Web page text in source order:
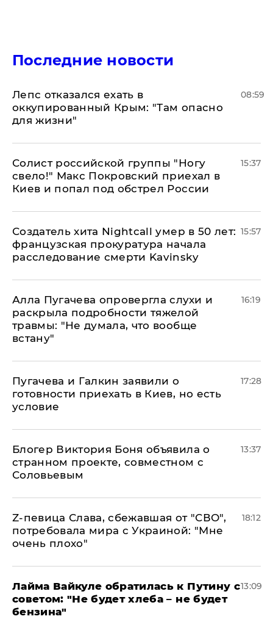
Последние новости
Лепс отказался ехать в
оккупированный Крым: "Там опасно
для жизни"
08:59
Солист российской группы "Ногу
свело!" Макс Покровский приехал в
Киев и попал под обстрел России
15:37
Создатель хита Nightcall умер в 50 лет:
французская прокуратура начала
расследование смерти Kavinsky
15:57
Алла Пугачева опровергла слухи и
раскрыла подробности тяжелой
травмы: "Не думала, что вообще
встану"
16:19
Пугачева и Галкин заявили о
готовности приехать в Киев, но есть
условие
17:28
Блогер Виктория Боня объявила о
странном проекте, совместном с
Соловьевым
13:37
Z-певица Слава, сбежавшая от "СВО",
потребовала мира с Украиной: "Мне
очень плохо"
18:12
Лайма Вайкуле обратилась к Путину с
советом: "Не будет хлеба – не будет
бензина"
13:09